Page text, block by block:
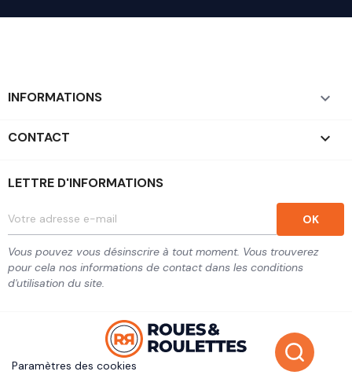
INFORMATIONS 
CONTACT keyboard_arrow_down
LETTRE D'INFORMATIONS
Vous pouvez vous désinscrire à tout moment. Vous trouverez
pour cela nos informations de contact dans les conditions
d'utilisation du site.
Paramètres des cookies